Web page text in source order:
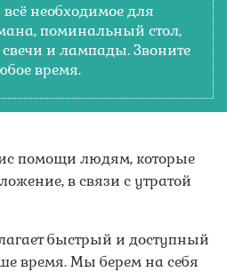
необходимое для
поминальный стол,
свечи и лампады. Звоните
время.
помощи людям, которые
в связи с утратой
быстрый и доступный
время. Мы берем на себя